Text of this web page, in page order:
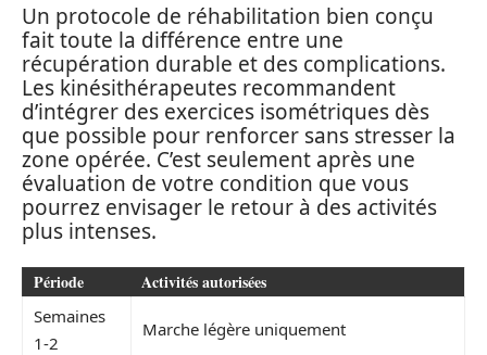
Un protocole de réhabilitation bien conçu
fait toute la différence entre une
récupération durable et des complications.
Les kinésithérapeutes recommandent
d’intégrer des exercices isométriques dès
que possible pour renforcer sans stresser la
zone opérée. C’est seulement après une
évaluation de votre condition que vous
pourrez envisager le retour à des activités
plus intenses.
Période Activités autorisées
Semaines
1-2
Marche légère uniquement